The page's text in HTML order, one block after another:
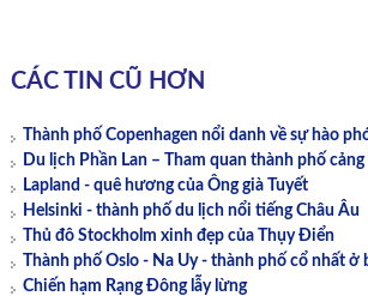
CÁC TIN CŨ HƠN
Thành phố Copenhagen nổi danh về sự hào
Du lịch Phần Lan – Tham quan thành phố cảng
Lapland - quê hương của Ông già Tuyết
Helsinki - thành phố du lịch nổi tiếng Châu Âu
Thủ đô Stockholm xinh đẹp của Thụy Điển
Thành phố Oslo - Na Uy - thành phố cổ nhất ở
Chiến hạm Rạng Đông lẫy lừng